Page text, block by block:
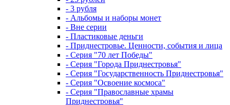
- 3 рубля
- Альбомы и наборы монет
- Вне серии
- Пластиковые деньги
- Приднестровье. Ценности, события и лица
- Серия "70 лет Победы"
- Серия "Города Приднестровья"
- Серия "Государственность Приднестровья"
- Серия "Освоение космоса"
- Серия "Православные храмы
Приднестровья"